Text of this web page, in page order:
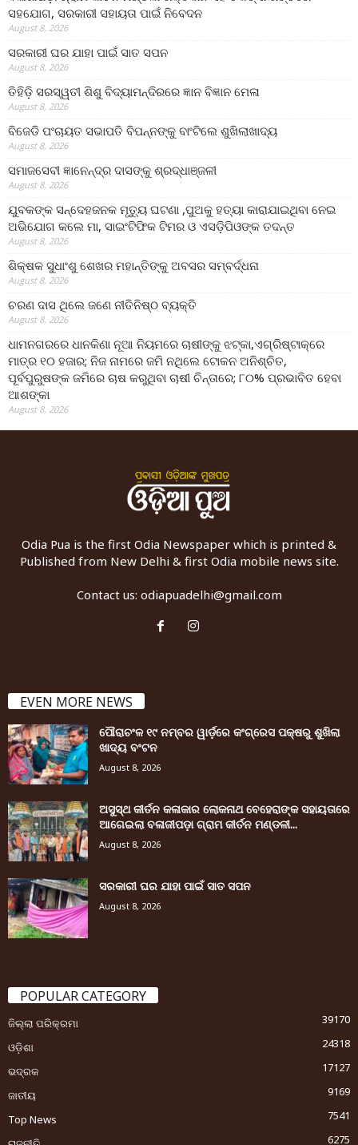
ସହଯୋଗ, ସରକାରୀ ସହାୟତା ପାଇଁ ନିବେଦନ
August 8, 2026
ସରକାରୀ ଘର ଯାହା ପାଇଁ ସାତ ସପନ
August 8, 2026
ତିହିଡି଼ ସରସ୍ୱତୀ ଶିଶୁ ବିଦ୍ୟାମନ୍ଦିରରେ ଜ୍ଞାନ ବିଜ୍ଞାନ ମେଳା
August 8, 2026
ବିଜେଡି ପଂଚାୟତ ସଭାପତି ବିପନ୍ନଙ୍କୁ ବାଂଟିଲେ ଶୁଖିଲାଖାଦ୍ୟ
August 8, 2026
ସମାଜସେବୀ ଜ୍ଞାନେନ୍ଦ୍ର ଦାସଙ୍କୁ ଶ୍ରଦ୍ଧାଞ୍ଜଳୀ
August 8, 2026
ଯୁବକଙ୍କ ସନ୍ଦେହଜନକ ମୃତ୍ୟୁ ଘଟଣା ,ପୁଅକୁ ହତ୍ୟା କାରାଯାଇଥିବା ନେଇ
ଅଭିଯୋଗ କଲେ ମା, ସାଇଂଟିଫିକ ଟିମର ଓ ଏସଡ଼ିପିଓଙ୍କ ତଦନ୍ତ
August 8, 2026
ଶିକ୍ଷକ ସୁଧାଂଶୁ ଶେଖର ମହାନ୍ତିଙ୍କୁ ଅବସର ସମ୍ବର୍ଦ୍ଧନା
August 8, 2026
ଚରଣ ଦାସ ଥିଲେ ଜଣେ ନୀତିନିଷ୍ଠ ବ୍ୟକ୍ତି
August 8, 2026
ଧାମନଗରରେ ଧାନକିଣା ନୂଆ ନିୟମରେ ଚାଷୀଙ୍କୁ ଝଟ୍‌କା,ଏଗ୍ରିଷ୍ଟାକ୍‌ରେ
ମାତ୍ର ୧୦ ହଜାର; ନିଜ ନାମରେ ଜମି ନଥିଲେ ଟୋକନ ଅନିଶ୍ଚିତ,
ପୂର୍ବପୁରୁଷଙ୍କ ଜମିରେ ଚାଷ କରୁଥିବା ଚାଷୀ ଚିନ୍ତାରେ; ୮୦% ପ୍ରଭାବିତ ହେବା
ଆଶଙ୍କା
August 8, 2026
Odia Pua is the first Odia Newspaper which is printed &
Published from New Delhi & first Odia mobile news site.
Contact us: odiapuadelhi@gmail.com
EVEN MORE NEWS
ପୌରାଚଂଳ ୧୯ ନମ୍ବର ୱାର୍ଡ଼ରେ କଂଗ୍ରେସ ପକ୍ଷରୁ ଶୁଖିଲା
ଖାଦ୍ୟ ବଂଟନ
August 8, 2026
ଅସୁସ୍ଥ କୀର୍ତନ କଳାକାର ଲୋକନାଥ ବେହେରାଙ୍କ ସହାୟତାରେ
ଆଗେଇଲା ବଳାଜୀପଡ଼ା ଗ୍ରାମ କୀର୍ତନ ମଣ୍ଡଳୀ...
August 8, 2026
ସରକାରୀ ଘର ଯାହା ପାଇଁ ସାତ ସପନ
August 8, 2026
POPULAR CATEGORY
ଜିଲ୍ଲା ପରିକ୍ରମା
39170
ଓଡ଼ିଶା
24318
ଭଦ୍ରକ
17127
ଜାତୀୟ
9169
Top News
7541
6275